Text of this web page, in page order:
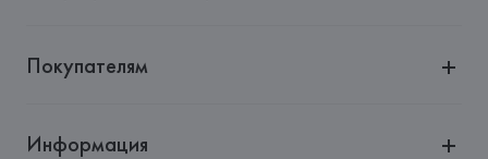
Покупателям
Информация